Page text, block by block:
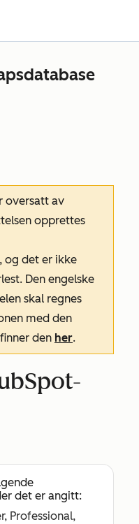
oversatt av
opprettes
og det er ikke
Den engelske
skal regnes
med den
den her.
det er angitt:
Professional,